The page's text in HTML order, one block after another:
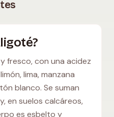
fresco, con una acidez
lima, manzana
blanco. Se suman
en suelos calcáreos,
es esbelto y